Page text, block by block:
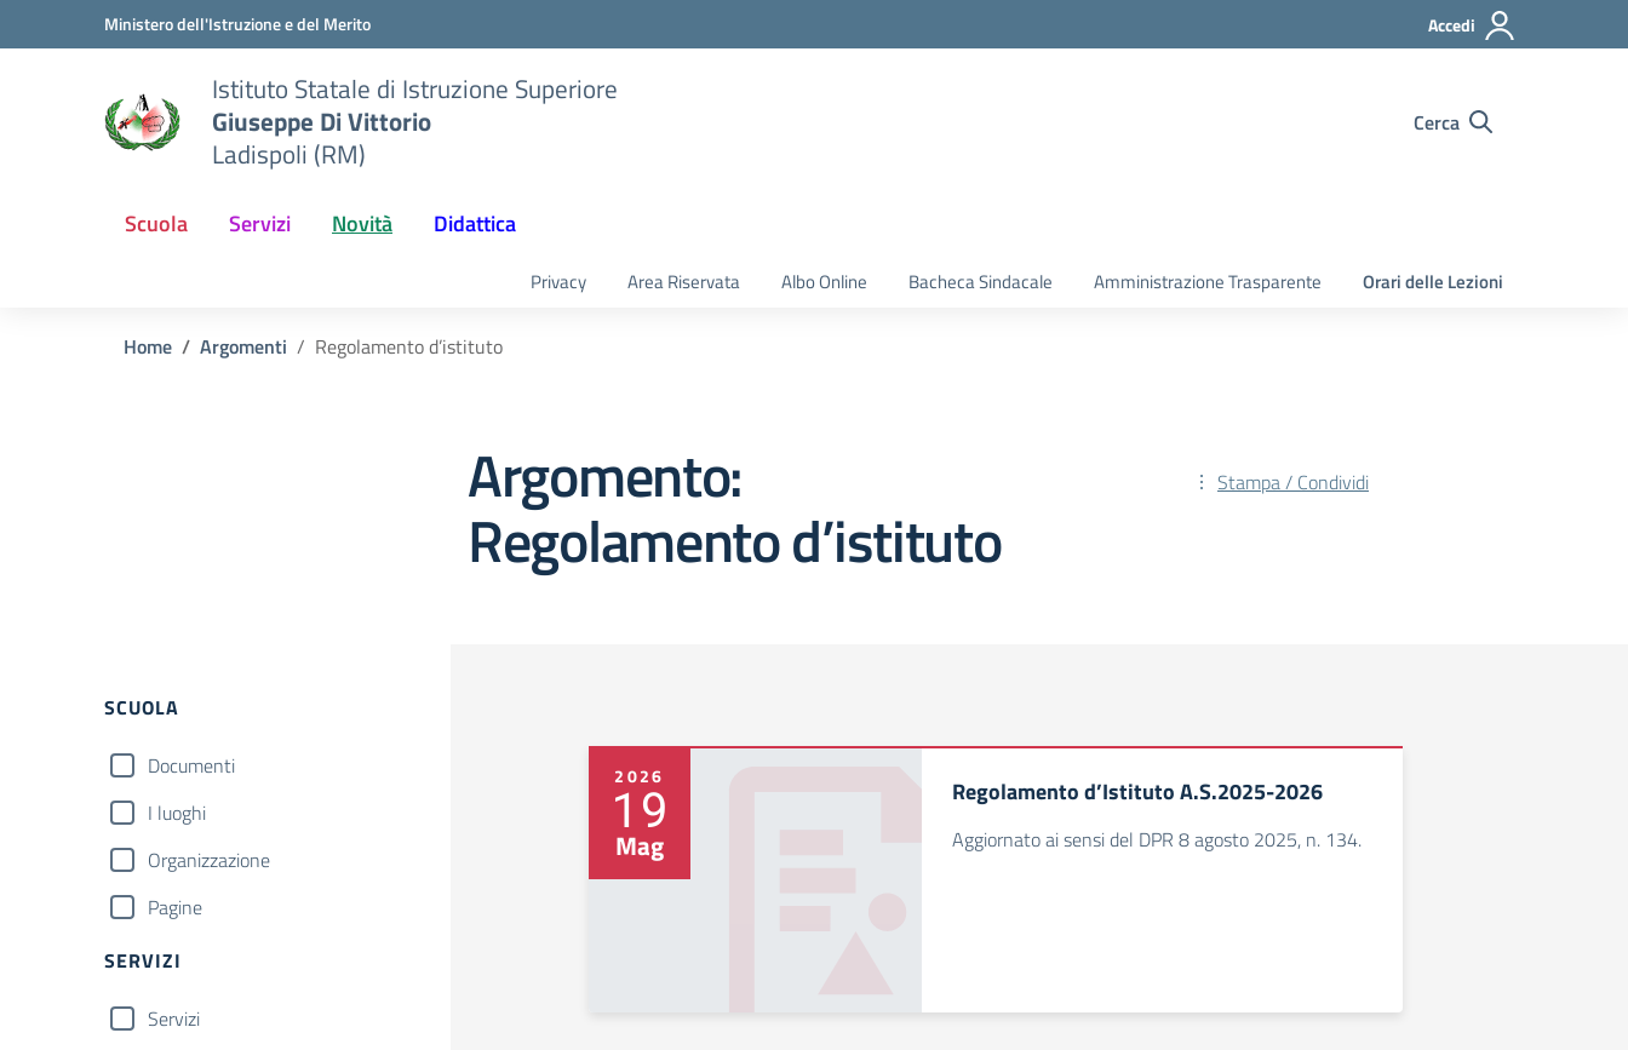
Vai ai contenuti
Vai al menu di navigazioneMinistero dell'Istruzione e del Merito Accedi
Istituto Statale di Istruzione Superiore
Giuseppe Di Vittorio
Ladispoli (RM)
Cerca
Scuola Servizi Novità Didattica
Privacy Area Riservata Albo Online Bacheca Sindacale Amministrazione Trasparente Orari delle Lezioni
Home Argomenti Regolamento d’istituto
Argomento:
Regolamento d’istituto
Stampa / Condividi
SCUOLA
Documenti
I luoghi
Organizzazione
Pagine
SERVIZI
Servizi
2026
19
Mag
Regolamento d’Istituto A.S.2025-2026
Aggiornato ai sensi del DPR 8 agosto 2025, n. 134.